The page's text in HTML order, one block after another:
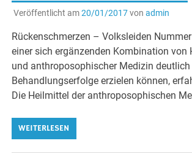
Veröffentlicht am20/01/2017von admin
Rückenschmerzen – Volksleiden
einer sich ergänzenden Kombination von
und anthroposophischer Medizin deutlich
Behandlungserfolge erzielen können,
Die Heilmittel der anthroposophischen
WEITERLESEN